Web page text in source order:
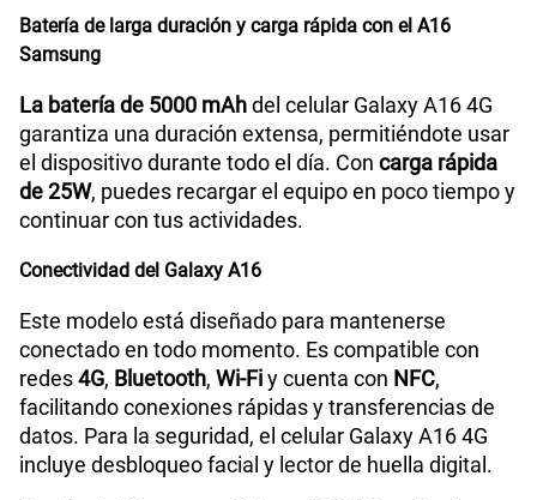
Batería de larga duración y carga rápida con el A16
Samsung
La batería de 5000 mAhdel celular Galaxy A16 4G
garantiza una duración extensa, permitiéndote usar
el dispositivo durante todo el día. Con carga rápida
de 25W, puedes recargar el equipo en poco tiempo y
continuar con tus actividades.
Conectividad del Galaxy A16
Este modelo está diseñado para mantenerse
conectado en todo momento. Es compatible con
redes4G, Bluetooth, Wi-Fiy cuenta con NFC,
facilitando conexiones rápidas y transferencias de
datos. Para la seguridad, el celular Galaxy A16 4G
incluye desbloqueo facial y lector de huella digital.